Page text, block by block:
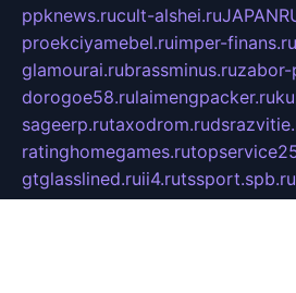
ppknews.rucult-alshei.ru
proekciyamebel.ruimper-finans.ru
glamourai.rubrassminus.ruzabor-
dorogoe58.rulaimengpacker.ru
sageerp.rutaxodrom.ru
ratinghomegames.ru
gtglasslined.ruii4.rutssport.spb.ru
blackwallstreet.ruoboimos.ru